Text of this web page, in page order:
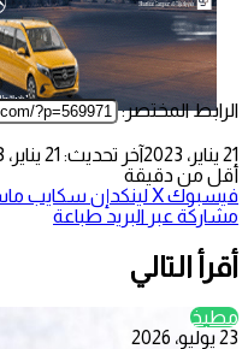
الرابط المختصر:
21 يناير، 2023
آخر تحديث: 21 يناير، 2023
أقل من دقيقة
فيسبوك‫Xلينكدإن سكايب
مشاركة عبر البريد طباعة
أقرأ التالي
مطبخ
23 يوليو، 2026